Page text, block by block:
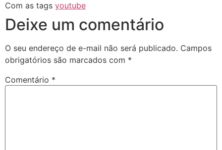
Com as tags youtube
Deixe um comentário
O seu endereço de e-mail não será publicado. Campos
obrigatórios são marcados com *
Comentário *